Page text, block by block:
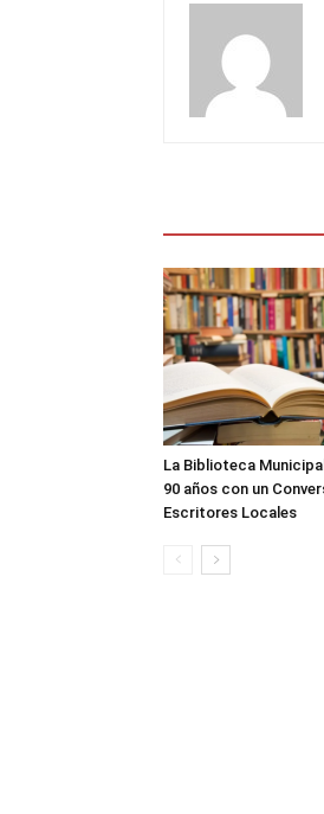
La Biblioteca
90 años con un
Escritores Locales